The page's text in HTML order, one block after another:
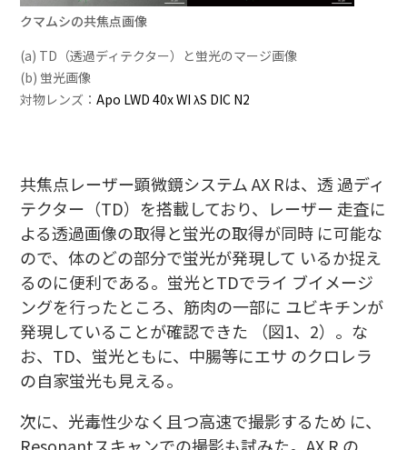
クマムシの共焦点画像
(a) TD（透過ディテクター）と蛍光のマージ画像
(b) 蛍光画像
対物レンズ：Apo LWD 40x WI λS DIC N2
共焦点レーザー顕微鏡システム AX Rは、透 過ディ
テクター（TD）を搭載しており、レーザー 走査に
よる透過画像の取得と蛍光の取得が同時 に可能な
ので、体のどの部分で蛍光が発現して いるか捉え
るのに便利である。蛍光とTDでライ ブイメージ
ングを行ったところ、筋肉の一部に ユビキチンが
発現していることが確認できた （図1、2）。な
お、TD、蛍光ともに、中腸等にエサ のクロレラ
の自家蛍光も見える。
次に、光毒性少なく且つ高速で撮影するため に、